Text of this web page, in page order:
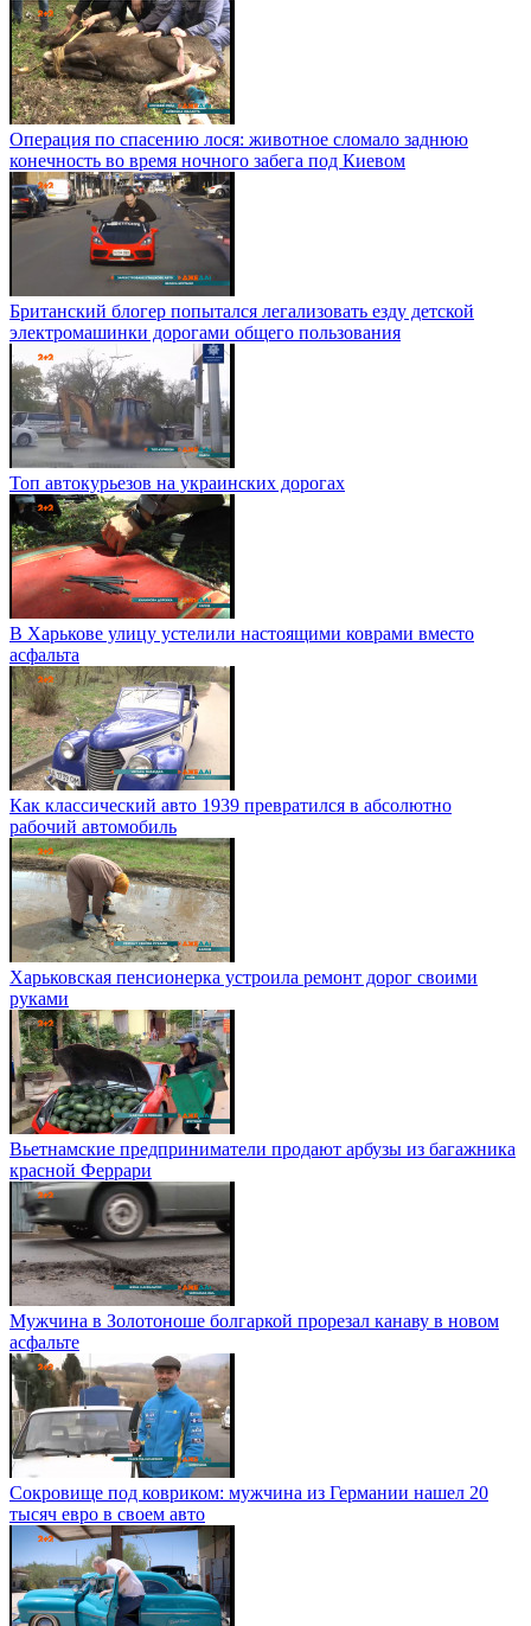
Операция по спасению лося: животное сломало заднюю
конечность во время ночного забега под Киевом
Британский блогер попытался легализовать езду детской
электромашинки дорогами общего пользования
Топ автокурьезов на украинских дорогах
В Харькове улицу устелили настоящими коврами вместо
асфальта
Как классический авто 1939 превратился в абсолютно
рабочий автомобиль
Харьковская пенсионерка устроила ремонт дорог своими
руками
Вьетнамские предприниматели продают арбузы из багажника
красной Феррари
Мужчина в Золотоноше болгаркой прорезал канаву в новом
асфальте
Сокровище под ковриком: мужчина из Германии нашел 20
тысяч евро в своем авто